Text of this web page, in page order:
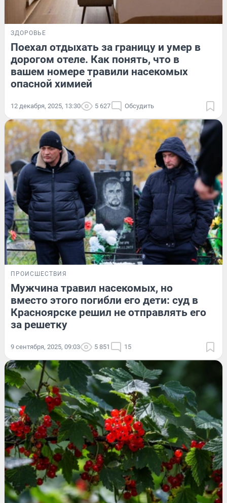
ЗДОРОВЬЕ
Поехал отдыхать за границу и умер в
дорогом отеле. Как понять, что в
вашем номере травили насекомых
опасной химией
12 декабря, 2025, 13:30 5 627 Обсудить
ПРОИСШЕСТВИЯ
Мужчина травил насекомых, но
вместо этого погибли его дети: суд в
Красноярске решил не отправлять его
за решетку
9 сентября, 2025, 09:03 5 851 15